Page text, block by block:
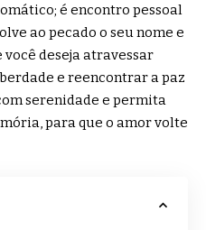
é encontro pessoal
ao pecado o seu nome e
você deseja atravessar
e reencontrar a paz
serenidade e permita
para que o amor volte